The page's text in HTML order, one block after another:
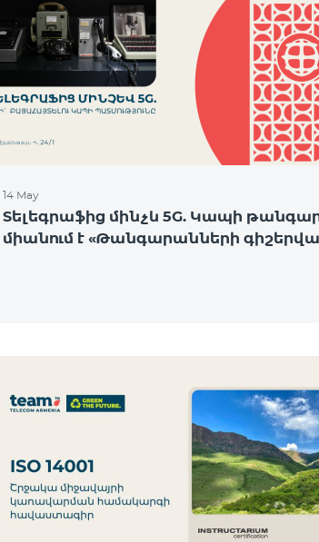
14 May
Տելեգրաֆից մինչև 5G. Կապի
միանում է «Թանգարանների